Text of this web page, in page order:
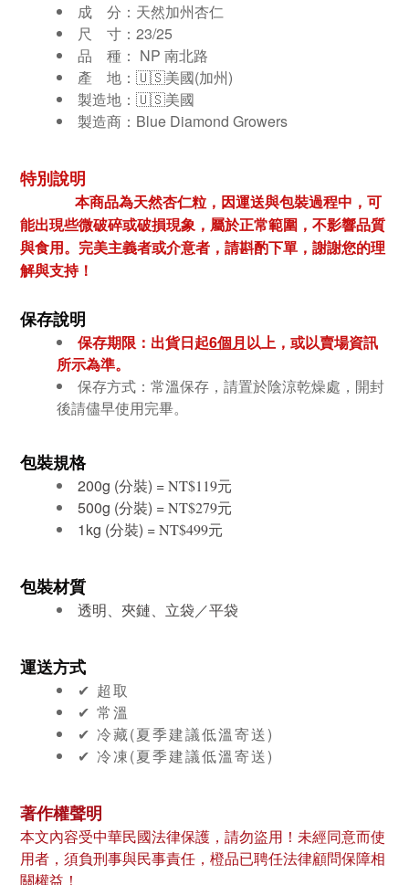
成 分：天然加州杏仁
尺 寸：23/25
品 種： NP 南北路
產 地：🇺🇸美國(加州)
製造地：🇺🇸美國
製造商：Blue Diamond Growers
特別說明
本商品為天然杏仁粒，因運送與包裝過程中，可
能出現些微破碎或破損現象，屬於正常範圍，不影響品質
與食用。 完美主義者或介意者，請斟酌下單，謝謝您的理
解與支持！
保存說明
保存期限： 出貨日起6個月以上，或以賣場資訊
所示為準。
保存方式：常溫保存，請置於陰涼乾燥處，開封
後請儘早使用完畢。
包裝規格
200g (分裝) =NT$119元
500g (分裝) =NT$279元
1kg (分裝) =NT$499元
包裝材質
透明、夾鏈、立袋／平袋
運送方式
✔︎ 超取
✔︎ 常溫
✔︎ 冷藏(夏季建議低溫寄送)
✔︎ 冷凍(夏季建議低溫寄送)
著作權聲明
本文內容受中華民國法律保護，請勿盜用！未經同意而使
用者，須負刑事與民事責任，橙品已聘任法律顧問保障相
關權益！